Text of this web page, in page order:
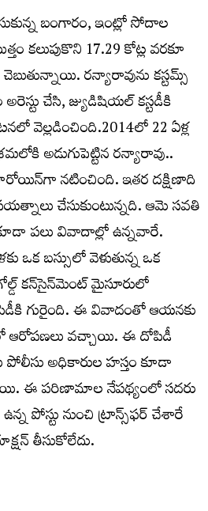
బంగారం, ఇంట్లో సోదాల
క‌లుపుకొని 17.29 కోట్ల వ‌ర‌కూ
ర‌న్యారావును క‌స్ట‌మ్స్
అరెస్టు చేసి, జ్యుడిషియ‌ల్ క‌స్ట‌డీకి
వెల్ల‌డించింది.2014లో 22 ఏళ్ల
అడుగుపెట్టిన ర‌న్యారావు..
న‌టించింది. ఇత‌ర ద‌క్షిణాది
చేసుకుంటున్న‌ది. ఆమె స‌వ‌తి
ప‌లు వివాదాల్లో ఉన్న‌వారే.
ఒక బ‌స్సులో వెళుతున్న ఒక
క‌న్‌సైన్‌మెంట్ మైసూరులో
గురైంది. ఈ వివాదంతో ఆయ‌న‌కు
ఆరోప‌ణ‌లు వ‌చ్చాయి. ఈ దోపిడీ
అధికారుల హ‌స్తం కూడా
ఈ ప‌రిణామాల నేప‌థ్యంలో స‌ద‌రు
పోస్టు నుంచి ట్రాన్స్‌ఫ‌ర్ చేశారే
తీసుకోలేదు.